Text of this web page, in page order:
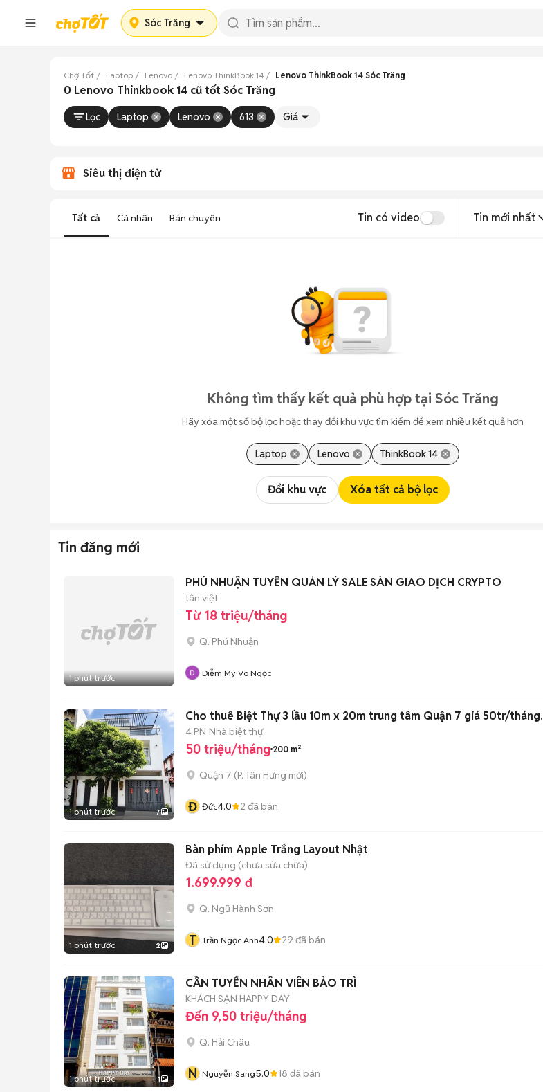
Sóc Trăng
Chợ Tốt Laptop Lenovo Lenovo ThinkBook 14 Lenovo ThinkBook 14 Sóc Trăng
0 Lenovo Thinkbook 14 cũ tốt Sóc Trăng
Lọc Laptop Lenovo 613 Giá
Siêu thị điện tử
Tất cả Cá nhân Bán chuyên Tin có video Tin mới nhất
Không tìm thấy kết quả phù hợp tại Sóc Trăng
Hãy xóa một số bộ lọc hoặc thay đổi khu vực tìm kiếm để xem nhiều kết quả hơn
Laptop Lenovo ThinkBook 14
Đổi khu vực Xóa tất cả bộ lọc
Tin đăng mới
1 phút trước
PHÚ NHUẬN TUYỂN QUẢN LÝ SALE SÀN GIAO DỊCH CRYPTO
tân việt
Từ 18 triệu/tháng
Q. Phú Nhuận
Diễm My Võ Ngọc
1 phút trước 7
Cho thuê Biệt Thự 3 lầu 10m x 20m trung tâm Quận 7 giá 50tr/tháng.
4 PN Nhà biệt thự
50 triệu/tháng 200 m²
Quận 7 (P. Tân Hưng mới)
Đ Đức4.0 2 đã bán
1 phút trước 2
Bàn phím Apple Trắng Layout Nhật
Đã sử dụng (chưa sửa chữa)
1.699.999 đ
Q. Ngũ Hành Sơn
T Trần Ngọc Anh4.0 29 đã bán
1 phút trước 1
CẦN TUYỂN NHÂN VIÊN BẢO TRÌ
KHÁCH SẠN HAPPY DAY
Đến 9,50 triệu/tháng
Q. Hải Châu
N Nguyễn Sang5.0 18 đã bán